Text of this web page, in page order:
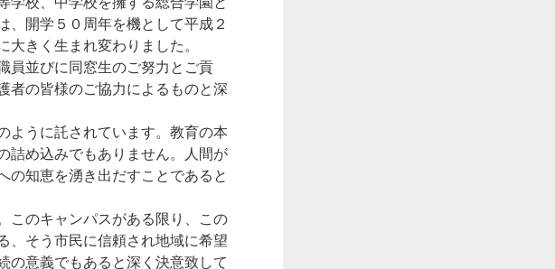
、開学５０周年を機として平成２
大きく生まれ変わりました。
員並びに同窓生のご努力とご貢
者の皆様のご協力によるものと深
うに託されています。教育の本
詰め込みでもありません。人間が
の知恵を湧き出だすことであると
このキャンパスがある限り、この
、そう市民に信頼され地域に希望
の意義でもあると深く決意致して